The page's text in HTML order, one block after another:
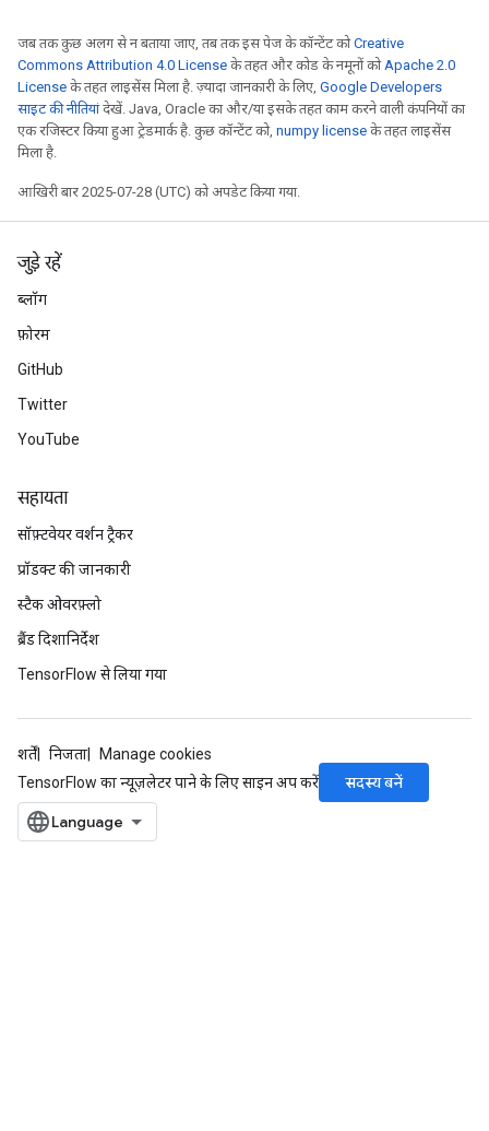
जब तक कुछ अलग से न बताया जाए, तब तक इस पेज के कॉन्टेंट कोCreative
Commons Attribution 4.0 License के तहत और कोड के नमूनों कोApache 2.0
License के तहत लाइसेंस मिला है. ज़्यादा जानकारी के लिए, Google Developers
साइट की नीतियांदेखें. Java, Oracle का और/या इसके तहत काम करने वाली कंपनियों का
एक रजिस्टर किया हुआ ट्रेडमार्क है. कुछ कॉन्टेंट को, numpy license के तहत लाइसेंस
मिला है.
आखिरी बार 2025-07-28 (UTC) को अपडेट किया गया.
जुड़े रहें
ब्लॉग
फ़ोरम
GitHub
Twitter
YouTube
सहायता
सॉफ़्टवेयर वर्शन ट्रैकर
प्रॉडक्ट की जानकारी
स्टैक ओवरफ़्लो
ब्रैंड दिशानिर्देश
TensorFlow से लिया गया
शर्तें निजता
Manage cookies
TensorFlow का न्यूज़लेटर पाने के लिए साइन अप करें
सदस्य बनें